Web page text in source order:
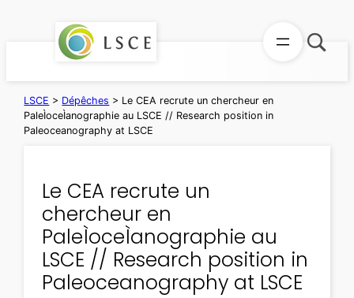
LSCE > Dépêches > Le CEA recrute un chercheur en
PaleÌoceÌanographie au LSCE // Research position in
Paleoceanography at LSCE
Le CEA recrute un
chercheur en
PaleÌoceÌanographie au
LSCE // Research position in
Paleoceanography at LSCE